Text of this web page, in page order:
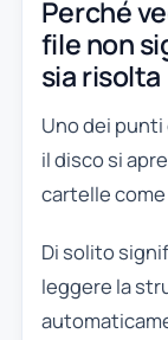
Perché
file non
sia risolta
Uno dei
il disco si
cartelle come
Di solito
leggere la